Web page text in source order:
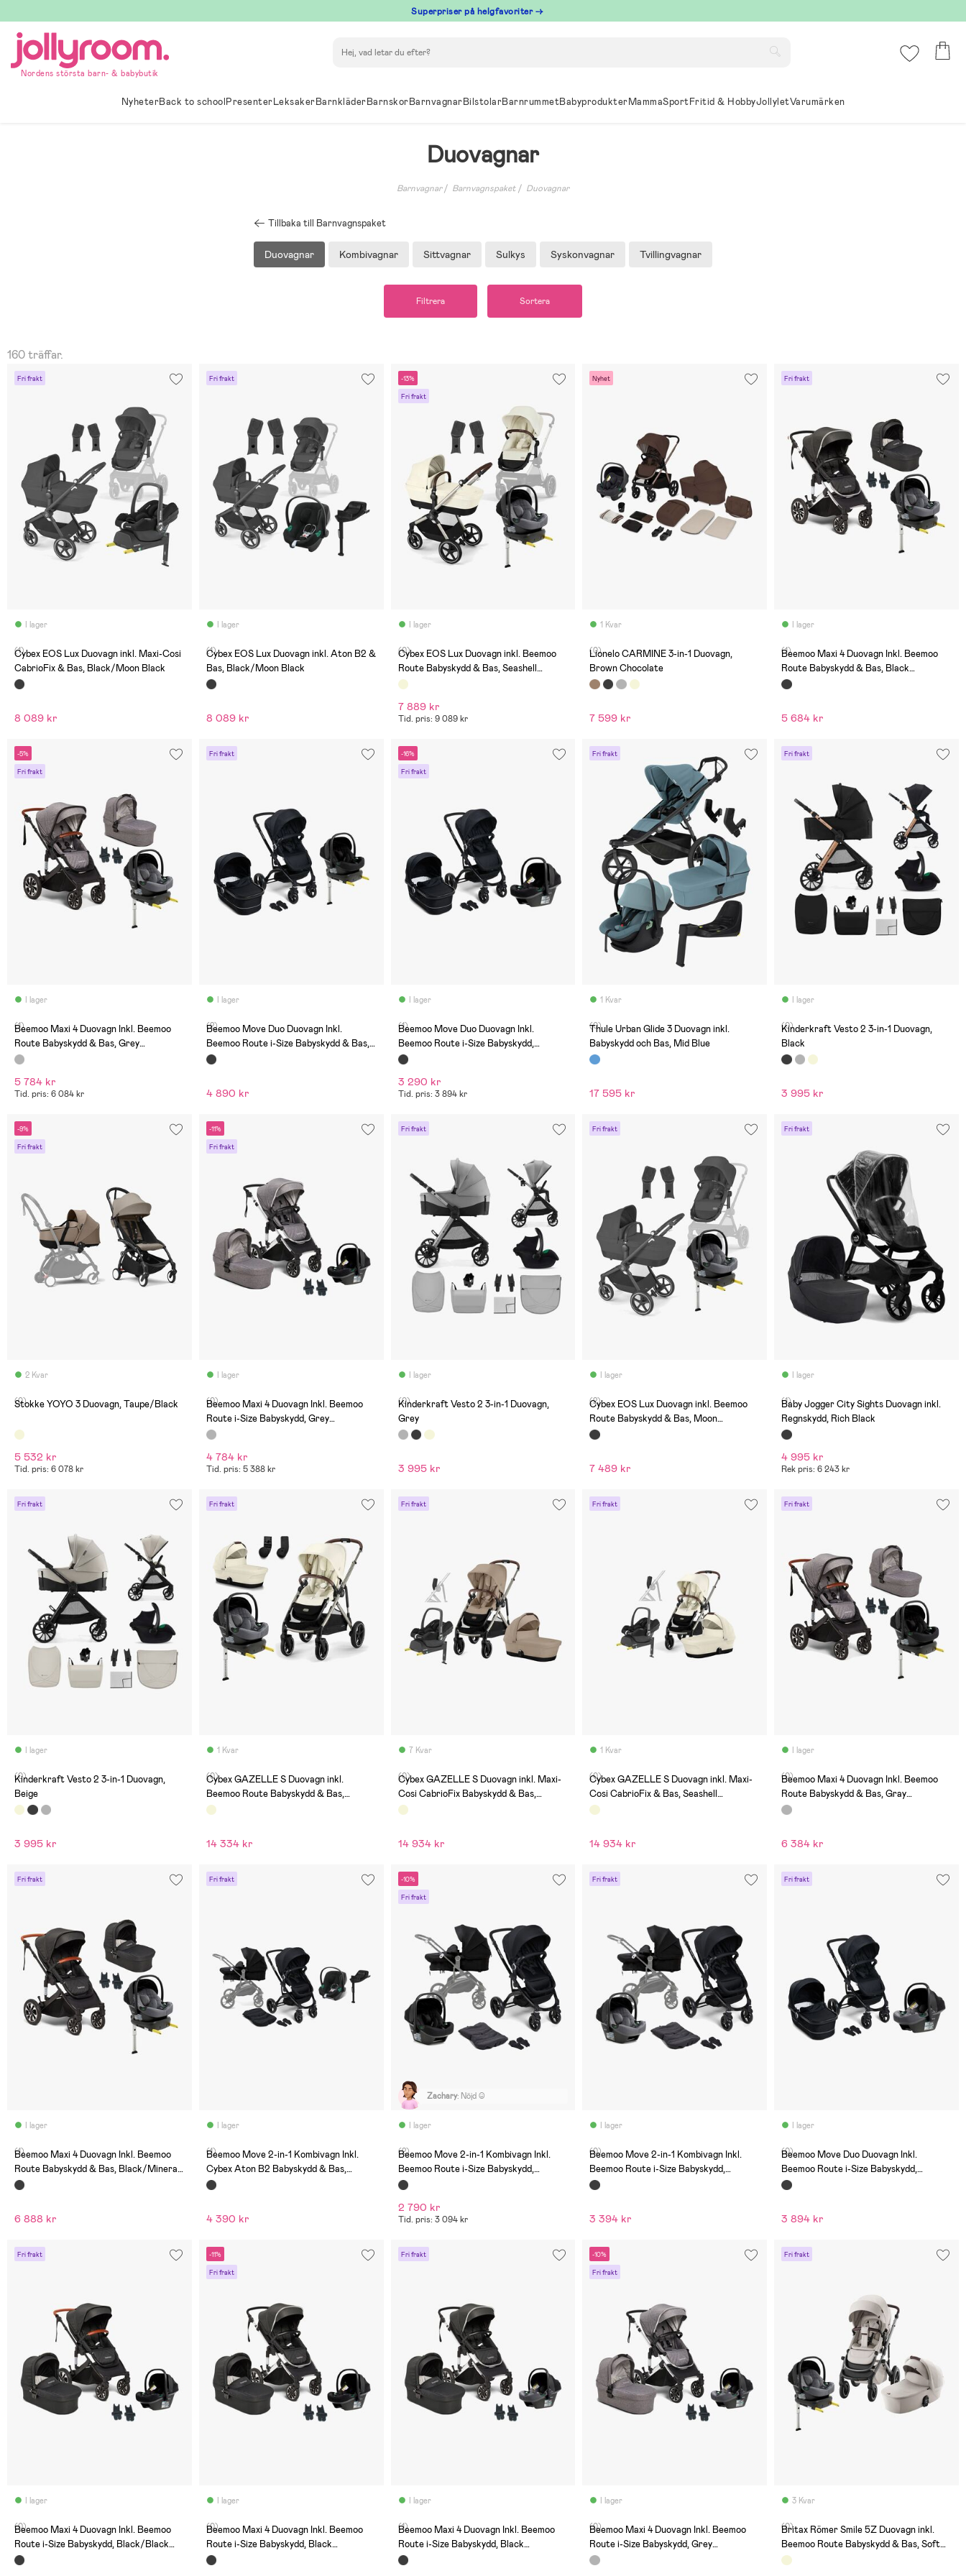
till
innehållet
Superpriser på helgfavoriter →
Nordens största barn- & babybutik
NyheterBack to schoolPresenterLeksakerBarnkläderBarnskorBarnvagnarBilstolarBarnrummetBabyprodukterMammaSportFritid & HobbyJollyletVarumärken
Duovagnar
Barnvagnar Barnvagnspaket Duovagnar
Tillbaka till Barnvagnspaket
Duovagnar Kombivagnar Sittvagnar Sulkys Syskonvagnar Tvillingvagnar
Filtrera Sortera
160 träffar.
Fri frakt
I lager
(1)
Cybex EOS Lux Duovagn inkl. Maxi-Cosi
CabrioFix & Bas, Black/Moon Black
8 089 kr
Fri frakt
I lager
(1)
Cybex EOS Lux Duovagn inkl. Aton B2 &
Bas, Black/Moon Black
8 089 kr
-13%
Fri frakt
I lager
(0)
Cybex EOS Lux Duovagn inkl. Beemoo
Route Babyskydd & Bas, Seashell
Beige/Mineral Grey
7 889 kr
Tid. pris: 9 089 kr
Nyhet
1 Kvar
(0)
Lionelo CARMINE 3-in-1 Duovagn,
Brown Chocolate
7 599 kr
Fri frakt
I lager
(1)
Beemoo Maxi 4 Duovagn Inkl. Beemoo
Route Babyskydd & Bas, Black
Silver/Mineral Gray
5 684 kr
-5%
Fri frakt
I lager
(1)
Beemoo Maxi 4 Duovagn Inkl. Beemoo
Route Babyskydd & Bas, Grey
Black/Mineral Gray
5 784 kr
Tid. pris: 6 084 kr
Fri frakt
I lager
(2)
Beemoo Move Duo Duovagn Inkl.
Beemoo Route i-Size Babyskydd & Bas,
Black/Black Stone
4 890 kr
-16%
Fri frakt
I lager
(1)
Beemoo Move Duo Duovagn Inkl.
Beemoo Route i-Size Babyskydd,
Black/Black Stone
3 290 kr
Tid. pris: 3 894 kr
Fri frakt
1 Kvar
(0)
Thule Urban Glide 3 Duovagn inkl.
Babyskydd och Bas, Mid Blue
17 595 kr
Fri frakt
I lager
(0)
Kinderkraft Vesto 2 3-in-1 Duovagn,
Black
3 995 kr
-9%
Fri frakt
2 Kvar
(0)
Stokke YOYO 3 Duovagn, Taupe/Black
5 532 kr
Tid. pris: 6 078 kr
-11%
Fri frakt
I lager
(0)
Beemoo Maxi 4 Duovagn Inkl. Beemoo
Route i-Size Babyskydd, Grey
Silver/Black Stone
4 784 kr
Tid. pris: 5 388 kr
Fri frakt
I lager
(0)
Kinderkraft Vesto 2 3-in-1 Duovagn,
Grey
3 995 kr
Fri frakt
I lager
(2)
Cybex EOS Lux Duovagn inkl. Beemoo
Route Babyskydd & Bas, Moon
Black/Mineral Grey
7 489 kr
Fri frakt
I lager
(1)
Baby Jogger City Sights Duovagn inkl.
Regnskydd, Rich Black
4 995 kr
Rek pris: 6 243 kr
Fri frakt
I lager
(0)
Kinderkraft Vesto 2 3-in-1 Duovagn,
Beige
3 995 kr
Fri frakt
1 Kvar
(0)
Cybex GAZELLE S Duovagn inkl.
Beemoo Route Babyskydd & Bas,
Seashell Beige/Mineral Grey
14 334 kr
Fri frakt
7 Kvar
(0)
Cybex GAZELLE S Duovagn inkl. Maxi-
Cosi CabrioFix Babyskydd & Bas,
Almond Beige/Taupe
14 934 kr
Fri frakt
1 Kvar
(0)
Cybex GAZELLE S Duovagn inkl. Maxi-
Cosi CabrioFix & Bas, Seashell
Beige/Taupe
14 934 kr
Fri frakt
I lager
(0)
Beemoo Maxi 4 Duovagn Inkl. Beemoo
Route Babyskydd & Bas, Gray
Black/Black Stone
6 384 kr
Fri frakt
I lager
(1)
Beemoo Maxi 4 Duovagn Inkl. Beemoo
Route Babyskydd & Bas, Black/Mineral
Gray
6 888 kr
Fri frakt
I lager
(1)
Beemoo Move 2-in-1 Kombivagn Inkl.
Cybex Aton B2 Babyskydd & Bas,
Black/Volcano Black
4 390 kr
-10%
Fri frakt
I lager
Zachary: Nöjd ☺️
(2)
Beemoo Move 2-in-1 Kombivagn Inkl.
Beemoo Route i-Size Babyskydd,
Black/Black Stone
2 790 kr
Tid. pris: 3 094 kr
Fri frakt
I lager
(0)
Beemoo Move 2-in-1 Kombivagn Inkl.
Beemoo Route i-Size Babyskydd,
Black/Mineral Grey
3 394 kr
Fri frakt
I lager
(0)
Beemoo Move Duo Duovagn Inkl.
Beemoo Route i-Size Babyskydd,
Black/Mineral Grey
3 894 kr
Fri frakt
I lager
(0)
Beemoo Maxi 4 Duovagn Inkl. Beemoo
Route i-Size Babyskydd, Black/Black
Stone
-11%
Fri frakt
I lager
(0)
Beemoo Maxi 4 Duovagn Inkl. Beemoo
Route i-Size Babyskydd, Black
Silver/Black Stone
Fri frakt
I lager
(1)
Beemoo Maxi 4 Duovagn Inkl. Beemoo
Route i-Size Babyskydd, Black
Silver/Mineral Grey
-10%
Fri frakt
I lager
(0)
Beemoo Maxi 4 Duovagn Inkl. Beemoo
Route i-Size Babyskydd, Grey
Silver/Mineral Grey
Fri frakt
3 Kvar
(0)
Britax Römer Smile 5Z Duovagn inkl.
Beemoo Route Babyskydd & Bas, Soft
Taupe Lux/Mineral Grey